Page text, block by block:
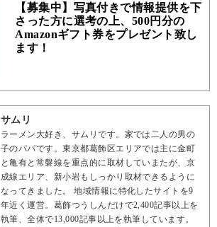
【募集中】写真付きで情報提供を下
さった方に選考の上、500円分の
Amazonギフト券をプレゼント致し
ます！
サムリ
ラーメン大好き、サムリです。家では二人の男の
子のパパです。東京都葛飾区エリアでは主に金町
と亀有と常磐線を重点的に取材していまたが、京
成線エリア、新小岩もしっかり取材できるように
なってきました。 地域情報に特化したサイトを9
年近く運営。葛飾つうしんだけで2,400記事以上を
執筆、全体で13,000記事以上を執筆しています。